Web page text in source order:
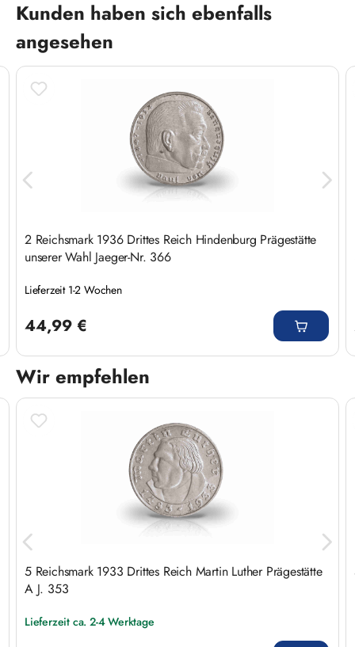
Produktgalerie überspringen
Kunden haben sich ebenfalls
angesehen
2 Reichsmark 1936 Drittes Reich Hindenburg Prägestätte
unserer Wahl Jaeger-Nr. 366
Lieferzeit 1-2 Wochen
44,99 €
Wir empfehlen
Produktgalerie überspringen
5 Reichsmark 1933 Drittes Reich Martin Luther Prägestätte
A J. 353
Lieferzeit ca. 2-4 Werktage